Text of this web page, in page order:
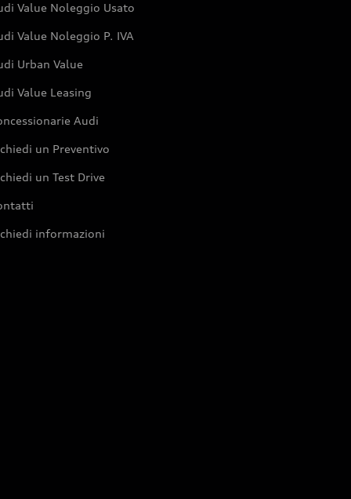
Value Noleggio Usato
Value Noleggio P. IVA
Urban Value
Value Leasing
Audi
un Preventivo
un Test Drive
informazioni